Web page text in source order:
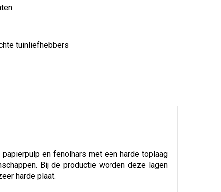
tuinliefhebbers
en fenolhars met een harde toplaag
Bij de productie worden deze lagen
harde plaat.